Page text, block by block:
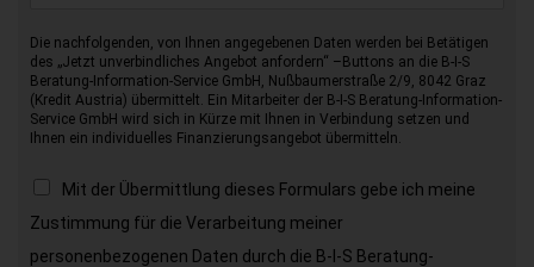
Die nachfolgenden, von Ihnen angegebenen Daten werden bei Betätigen
des „Jetzt unverbindliches Angebot anfordern“ –Buttons an die B-I-S
Beratung-Information-Service GmbH, Nußbaumerstraße 2/9, 8042 Graz
(Kredit Austria) übermittelt. Ein Mitarbeiter der B-I-S Beratung-Information-
Service GmbH wird sich in Kürze mit Ihnen in Verbindung setzen und
Ihnen ein individuelles Finanzierungsangebot übermitteln.
Mit der Übermittlung dieses Formulars gebe ich meine
Zustimmung für die Verarbeitung meiner
personenbezogenen Daten durch die B-I-S Beratung-